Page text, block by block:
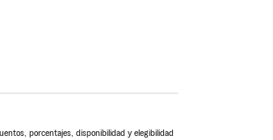
porcentajes, disponibilidad y elegibilidad